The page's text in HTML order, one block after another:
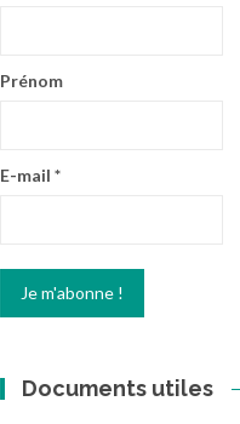
Prénom
E-mail *
Documents utiles